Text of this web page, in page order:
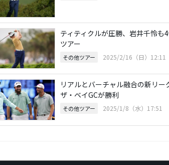
ティティクルが圧勝、岩井千怜
ツアー
その他ツアー 2025/2/16（日）12:11
リアルとバーチャル融合の新リ
ザ・ベイGCが勝利
その他ツアー 2025/1/8（水）17:51